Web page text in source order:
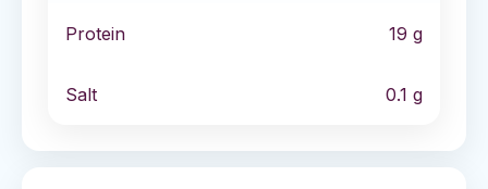
Protein 19 g
Salt 0.1 g